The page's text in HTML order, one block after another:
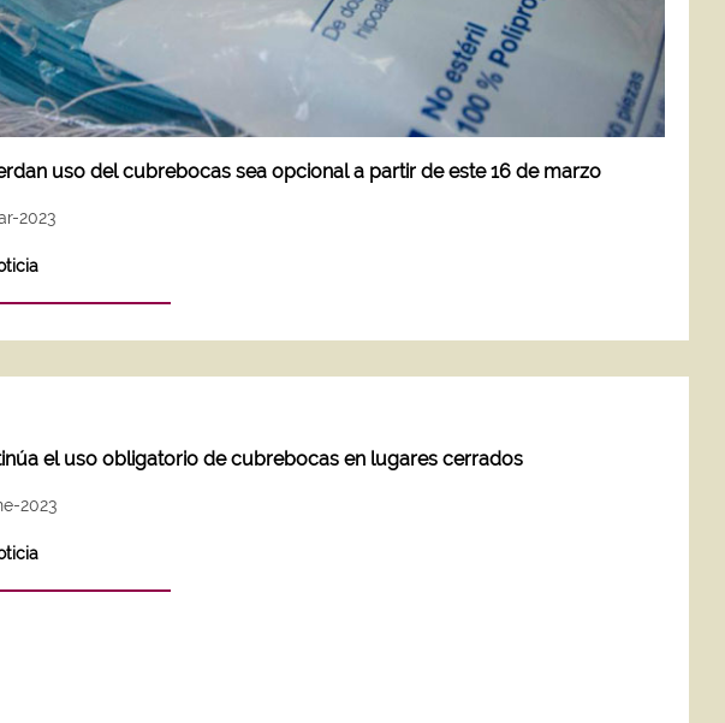
uso del cubrebocas sea opcional a partir de este 16 de marzo
2023
el uso obligatorio de cubrebocas en lugares cerrados
2023